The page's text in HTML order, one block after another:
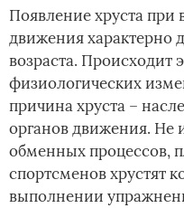
Появление хруста при
движения характерно
возраста. Происходит
физиологических
причина хруста –
органов движения.
обменных процессов,
спортсменов хрустят
выполнении